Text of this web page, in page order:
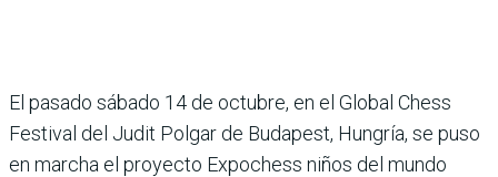
El pasado sábado 14 de octubre, en el Global Chess
Festival del Judit Polgar de Budapest, Hungría, se puso
en marcha el proyecto Expochess niños del mundo